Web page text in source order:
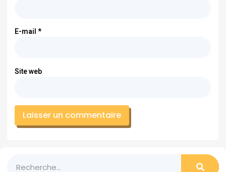
E-mail*
Site web